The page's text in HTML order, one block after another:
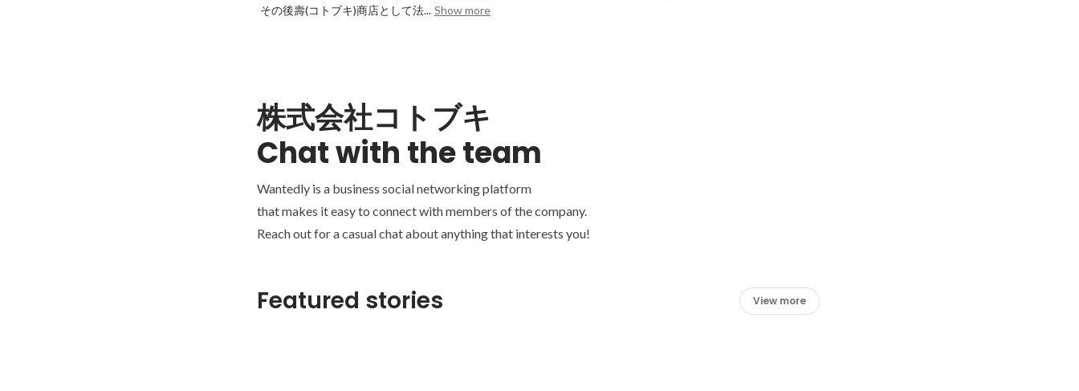
その後壽(コトブキ)商店として法... Show more
株式会社コトブキ
Chat with the team
Wantedly is a business social networking platform
that makes it easy to connect with members of the company.
Reach out for a casual chat about anything that interests you!
Featured stories View more